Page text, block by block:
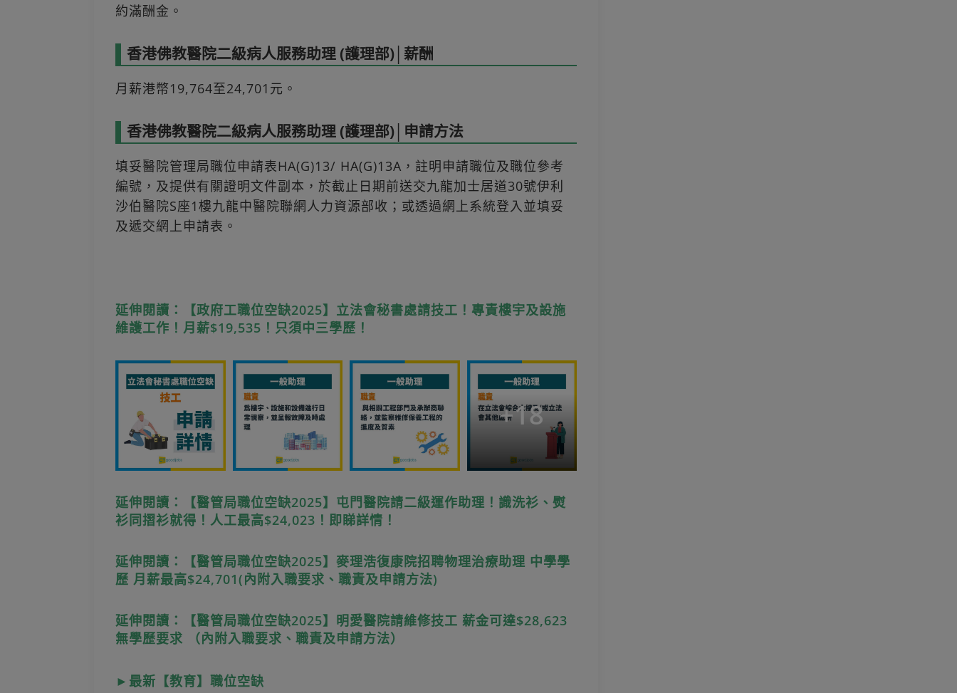
約滿酬金。
香港佛教醫院二級病人服務助理 (護理部)│薪酬
月薪港幣19,764至24,701元。
香港佛教醫院二級病人服務助理 (護理部)│申請方法
填妥醫院管理局職位申請表HA(G)13/ HA(G)13A，註明申請職位及職位參考
編號，及提供有關證明文件副本，於截止日期前送交九龍加士居道30號伊利
沙伯醫院S座1樓九龍中醫院聯網人力資源部收；或透過網上系統登入並填妥
及遞交網上申請表。
延伸閱讀：【政府工職位空缺2025】立法會秘書處請技工！專責樓宇及設施
維護工作！月薪$19,535！只須中三學歷！
+18
延伸閱讀：【醫管局職位空缺2025】屯門醫院請二級運作助理！識洗衫、熨
衫同摺衫就得！人工最高$24,023！即睇詳情！
延伸閱讀：【醫管局職位空缺2025】麥理浩復康院招聘物理治療助理 中學學
歷 月薪最高$24,701(內附入職要求、職責及申請方法)
延伸閱讀：【醫管局職位空缺2025】明愛醫院請維修技工 薪金可達$28,623
無學歷要求 （內附入職要求、職責及申請方法）
►最新【教育】職位空缺